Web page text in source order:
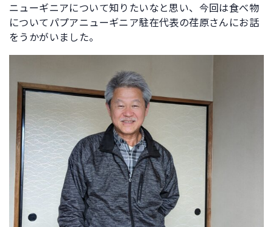
ニューギニアについて知りたいなと思い、今回は食べ物
についてパプアニューギニア駐在代表の荏原さんにお話
をうかがいました。